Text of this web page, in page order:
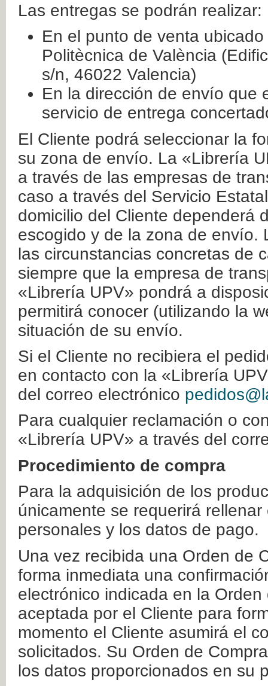
Las entregas se podrán realizar:
En el punto de venta
Politècnica de València
s/n, 46022 Valencia)
En la dirección de envío que
servicio de entrega
El Cliente podrá seleccionar la
su zona de envío. La «Librería
a través de las empresas de
caso a través del Servicio
domicilio del Cliente dependerá
escogido y de la zona de envío.
las circunstancias concretas de
siempre que la empresa de
«Librería UPV» pondrá a
permitirá conocer (utilizando la
situación de su envío.
Si el Cliente no recibiera el
en contacto con la «Librería
del correo electrónico
Para cualquier reclamación o
«Librería UPV» a través del
Procedimiento de compra
Para la adquisición de los
únicamente se requerirá
personales y los datos de pago.
Una vez recibida una Orden de
forma inmediata una
electrónico indicada en la
aceptada por el Cliente para
momento el Cliente asumirá el
solicitados. Su Orden de
los datos proporcionados en su